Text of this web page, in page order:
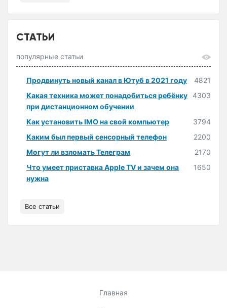
СТАТЬИ
популярные статьи
Продвинуть новый канал в Ютуб в 2021 году
4821
Какая техника может понадобиться ребёнку
при дистанционном обучении
4303
Как установить IMO на свой компьютер
3794
Каким был первый сенсорный телефон
2200
Могут ли взломать Телеграм
2170
Что умеет приставка Apple TV и зачем она
нужна
1650
Все статьи
Главная